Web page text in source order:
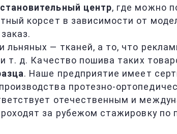
центр, где можно
корсет в зависимости от
— тканей, а то, что
т. д. Качество пошива таких
. Наше предприятие имеет
протезно-
отечественным и
за рубежом стажировку по